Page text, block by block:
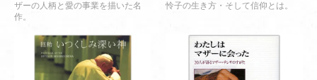
ザーの人柄と愛の事業を描いた名
作。
怜子の生き方・そして信仰とは。